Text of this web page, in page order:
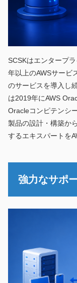
SCSKはエンタープ
年以上のAWSサービ
のサービスを導入し
は2019年にAWS
Oracleコンピテンシ
製品の設計・構築か
するエキスパートを
強力なサポ